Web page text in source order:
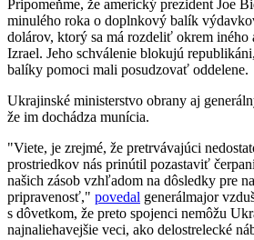
Pripomeňme, že americký prezident Joe
minulého roka o doplnkový balík
dolárov, ktorý sa má rozdeliť okrem iného
Izrael. Jeho schválenie blokujú
balíky pomoci mali posudzovať oddelene.
Ukrajinské ministerstvo obrany aj
že im dochádza munícia.
"Viete, je zrejmé, že pretrvávajúci
prostriedkov nás prinútil pozastaviť
našich zásob vzhľadom na dôsledky pre
pripravenosť," povedal generálmajor
s dôvetkom, že preto spojenci nemôžu
najnaliehavejšie veci, ako delostrelecké